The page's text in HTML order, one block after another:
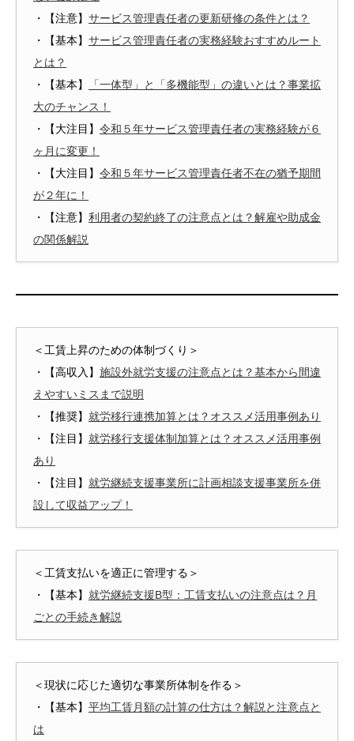
・【注意】 サービス管理責任者の更新研修の条件とは？
・【基本】 サービス管理責任者の実務経験おすすめルート
とは？
・【基本】
「一体型」と「多機能型」の違いとは？事業拡
大のチャンス！
・【大注目】 令和５年サービス管理責任者の実務経験が６
ヶ月に変更！
・【大注目】 令和５年サービス管理責任者不在の猶予期間
が２年に！
・【注意】 利用者の契約終了の注意点とは？解雇や助成金
の関係解説
＜工賃上昇のための体制づくり＞
・【高収入】 施設外就労支援の注意点とは？基本から間違
えやすいミスまで説明
・【推奨】 就労移行連携加算とは？オススメ活用事例あり
・【注目】 就労移行支援体制加算とは？オススメ活用事例
あり
・【注目】 就労継続支援事業所に計画相談支援事業所を併
設して収益アップ！
＜工賃支払いを適正に管理する＞
・【基本】 就労継続支援B型：工賃支払いの注意点は？月
ごとの手続き解説
＜現状に応じた適切な事業所体制を作る＞
・【基本】 平均工賃月額の計算の仕方は？解説と注意点と
は